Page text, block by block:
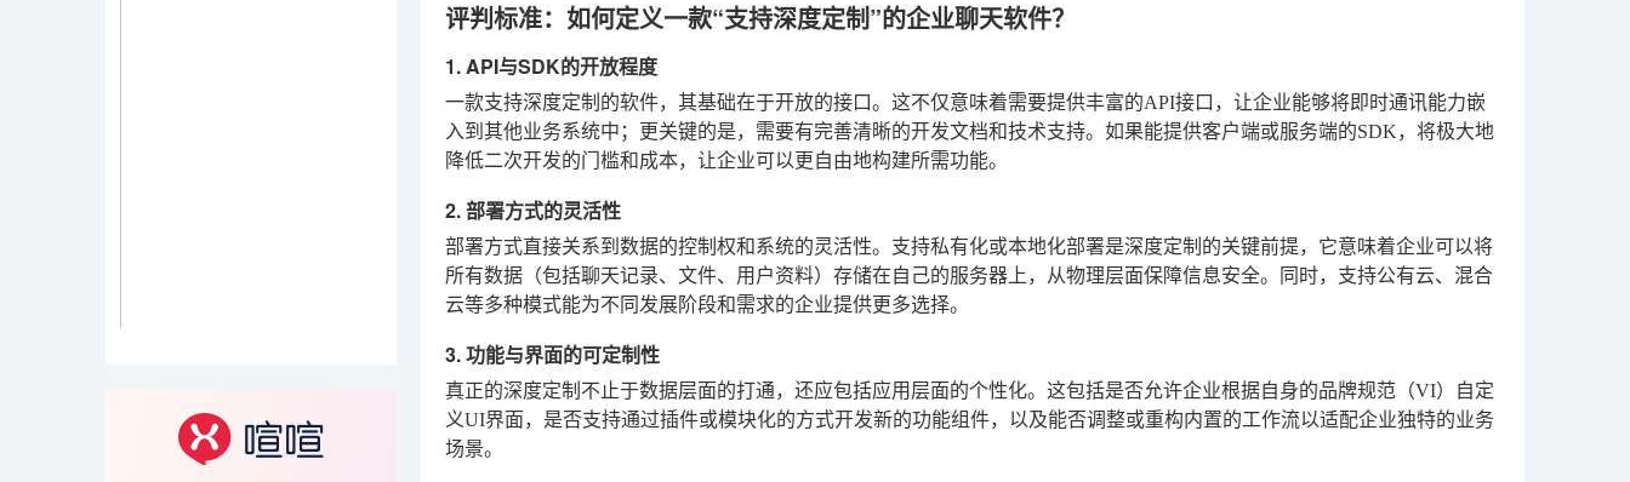
评判标准：如何定义一款“支持深度定制”的企业聊天软件？
1. API与SDK的开放程度
一款支持深度定制的软件，其基础在于开放的接口。这不仅意味着需要提供丰富的API接口，让企业能够将即时通讯能力嵌
入到其他业务系统中；更关键的是，需要有完善清晰的开发文档和技术支持。如果能提供客户端或服务端的SDK，将极大地
降低二次开发的门槛和成本，让企业可以更自由地构建所需功能。
2. 部署方式的灵活性
部署方式直接关系到数据的控制权和系统的灵活性。支持私有化或本地化部署是深度定制的关键前提，它意味着企业可以将
所有数据（包括聊天记录、文件、用户资料）存储在自己的服务器上，从物理层面保障信息安全。同时，支持公有云、混合
云等多种模式能为不同发展阶段和需求的企业提供更多选择。
3. 功能与界面的可定制性
真正的深度定制不止于数据层面的打通，还应包括应用层面的个性化。这包括是否允许企业根据自身的品牌规范（VI）自定
义UI界面，是否支持通过插件或模块化的方式开发新的功能组件，以及能否调整或重构内置的工作流以适配企业独特的业务
场景。